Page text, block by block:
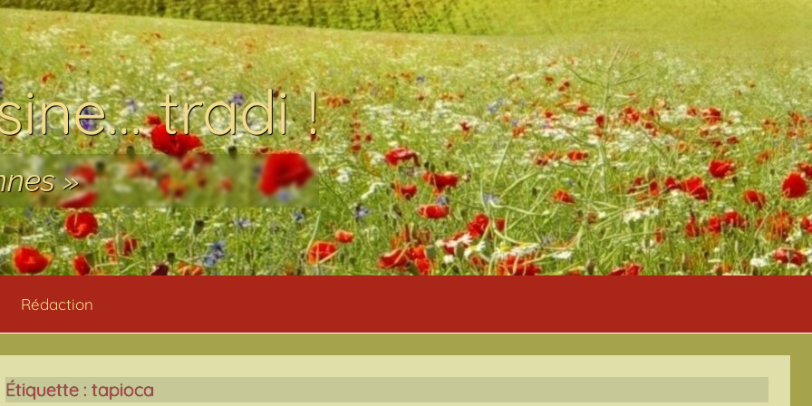
tradi !
»
Rédaction
Étiquette : tapioca